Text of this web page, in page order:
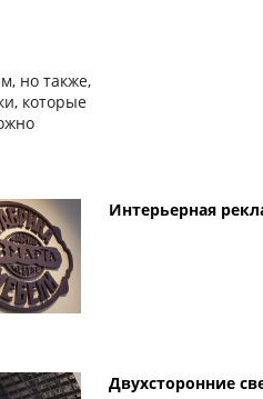
но также,
которые
Интерьерная
Двухсторонние